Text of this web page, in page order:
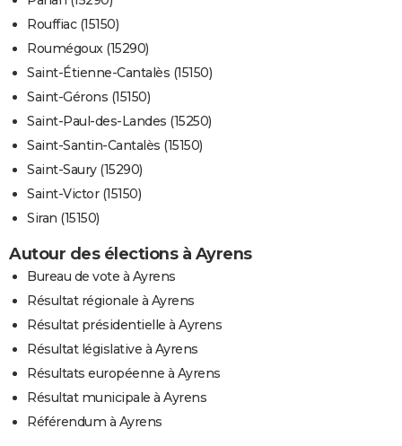
Rouffiac (15150)
Roumégoux (15290)
Saint-Étienne-Cantalès (15150)
Saint-Gérons (15150)
Saint-Paul-des-Landes (15250)
Saint-Santin-Cantalès (15150)
Saint-Saury (15290)
Saint-Victor (15150)
Siran (15150)
Autour des élections à Ayrens
Bureau de vote à Ayrens
Résultat régionale à Ayrens
Résultat présidentielle à Ayrens
Résultat législative à Ayrens
Résultats européenne à Ayrens
Résultat municipale à Ayrens
Référendum à Ayrens